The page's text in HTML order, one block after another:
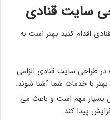
سایت قنادی
اقدام کنید بهتر است به
طراحی سایت قنادی الزامی
با خدمات شما آشنا شوند.
بسیار مهم است و باعث می
پیدا کند.